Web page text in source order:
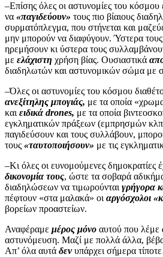
–Επίσης όλες οι αστυνομίες του κόσμου
να «παγιδεύουν» τους πιο βίαιους
συρματόπλεγμα, που στήνεται και
μην μπορούν να διαφύγουν. Ύστερα τους
ηρεμήσουν κι ύστερα τους
με ελάχιστη χρήση βίας. Ουσιαστικά
διαδηλωτών και αστυνομικών σώμα
–Όλες οι αστυνομίες του κόσμου
ανεξίτηλης μπογιάς, με τα οποία
και ειδικά drones, με τα οποία
εγκληματικών πράξεων (εμπρησμών
παγιδεύσουν και τους συλλάβουν,
τους «ταυτοποιήσουν» με τις
–Κι όλες οι ευνομούμενες δημοκρατίες
δικονομία τους, ώστε τα σοβαρά
διαδηλώσεων να τιμωρούνται γρήγορα
πέφτουν «στα μαλακά» οι αργόσχολοι
βορείων προαστείων.
Αναφέραμε μέρος μόνο αυτού που λέμε
αστυνόμευση. Μαζί με πολλά άλλα,
Απ’ όλα αυτά δενυπάρχει σήμερα